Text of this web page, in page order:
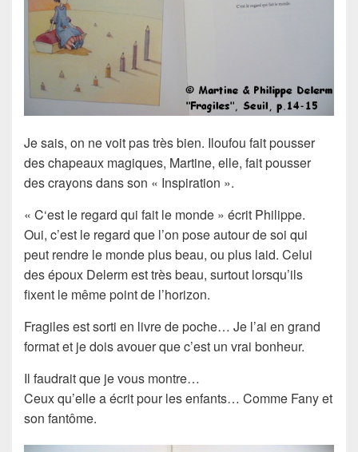
Je sais, on ne voit pas très bien. Iloufou fait pousser
des chapeaux magiques, Martine, elle, fait pousser
des crayons dans son « Inspiration ».
« C‘est le regard qui fait le monde » écrit Philippe.
Oui, c’est le regard que l’on pose autour de soi qui
peut rendre le monde plus beau, ou plus laid. Celui
des époux Delerm est très beau, surtout lorsqu’ils
fixent le même point de l’horizon.
Fragilesest sorti en livre de poche… Je l’ai en grand
format et je dois avouer que c’est un vrai bonheur.
Il faudrait que je vous montre…
Ceux qu’elle a écrit pour les enfants… Comme Fany et
son fantôme.